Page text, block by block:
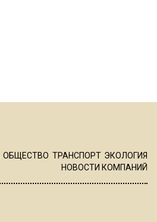
ОБЩЕСТВО ТРАНСПОРТ ЭКОЛОГИЯ
НОВОСТИ КОМПАНИЙ